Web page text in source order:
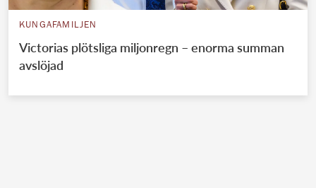
KUNGAFAMILJEN
Victorias plötsliga miljonregn – enorma summan
avslöjad